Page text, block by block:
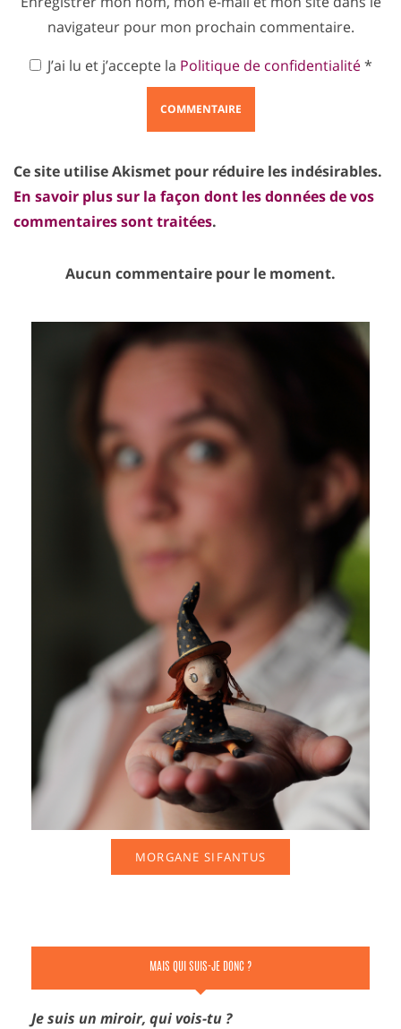
navigateur pour mon prochain commentaire.
J’ai lu et j’accepte la Politique de confidentialité*
Ce site utilise Akismet pour réduire les indésirables.
En savoir plus sur la façon dont les données de vos
commentaires sont traitées.
Aucun commentaire pour le moment.
MORGANE SIFANTUS
MAIS QUI SUIS-JE DONC ?
Je suis un miroir, qui vois-tu ?